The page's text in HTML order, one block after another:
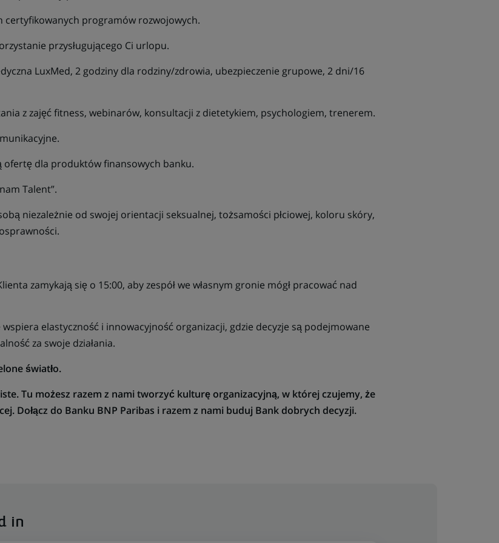
certyfikowanych programów rozwojowych.
przysługującego Ci urlopu.
LuxMed, 2 godziny dla rodziny/zdrowia, ubezpieczenie grupowe, 2 dni/16
z zajęć fitness, webinarów, konsultacji z dietetykiem, psychologiem, trenerem.
dla produktów finansowych banku.
Talent”.
niezależnie od swojej orientacji seksualnej, tożsamości płciowej, koloru skóry,
zamykają się o 15:00, aby zespół we własnym gronie mógł pracować nad
elastyczność i innowacyjność organizacji, gdzie decyzje są podejmowane
za swoje działania.
światło.
Tu możesz razem z nami tworzyć kulturę organizacyjną, w której czujemy, że
Dołącz do Banku BNP Paribas i razem z nami buduj Bank dobrych decyzji.
in